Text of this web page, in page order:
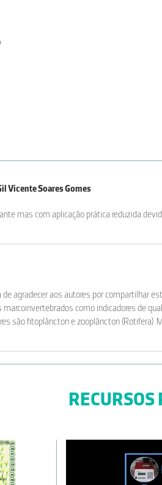
Vicente Soares Gomes
mas com aplicação prática reduzida
de agradecer aos autores por compartilhar
marcoinvertebrados como indicadores de
são fitoplâncton e zooplâncton (Rotifera).